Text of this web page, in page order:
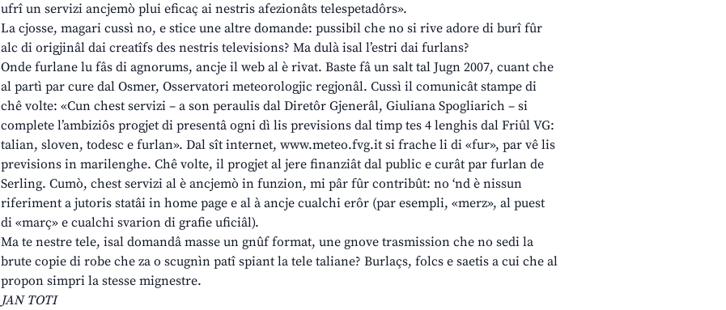
ufrî un servizi ancjemò plui eficaç ai nestris afezionâts telespetadôrs».
La cjosse, magari cussì no, e stice une altre domande: pussibil che no si rive adore di burî fûr
alc di origjinâl dai creatîfs des nestris televisions? Ma dulà isal l’estri dai furlans?
Onde furlane lu fâs di agnorums, ancje il web al è rivat. Baste fâ un salt tal Jugn 2007, cuant che
al partì par cure dal Osmer, Osservatori meteorologjic regjonâl. Cussì il comunicât stampe di
chê volte: «Cun chest servizi – a son peraulis dal Diretôr Gjenerâl, Giuliana Spogliarich – si
complete l’ambiziôs progjet di presentâ ogni dì lis previsions dal timp tes 4 lenghis dal Friûl VG:
talian, sloven, todesc e furlan». Dal sît internet, www.meteo.fvg.it si frache li di «fur», par vê lis
previsions in marilenghe. Chê volte, il progjet al jere finanziât dal public e curât par furlan de
Serling. Cumò, chest servizi al è ancjemò in funzion, mi pâr fûr contribût: no ‘nd è nissun
riferiment a jutoris statâi in home page e al à ancje cualchi erôr (par esempli, «merz», al puest
di «març» e cualchi svarion di grafie uficiâl).
Ma te nestre tele, isal domandâ masse un gnûf format, une gnove trasmission che no sedi la
brute copie di robe che za o scugnìn patî spiant la tele taliane? Burlaçs, folcs e saetis a cui che al
propon simpri la stesse mignestre.
JAN TOTI